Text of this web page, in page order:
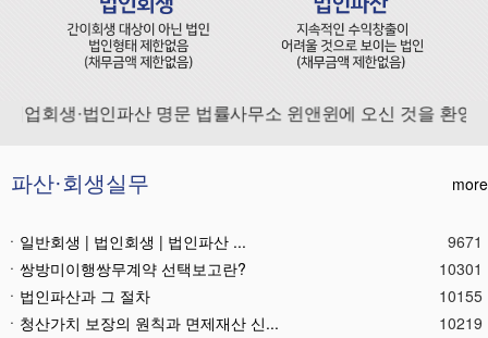
회생·법인파산 명문 법률사무소 윈앤윈에 오신 것을 환영합
파산·회생실무 more
ㆍ일반회생 | 법인회생 | 법인파산 ...
9671
ㆍ쌍방미이행쌍무계약 선택보고란?
10301
ㆍ법인파산과 그 절차
10155
ㆍ청산가치 보장의 원칙과 면제재산 신...
10219